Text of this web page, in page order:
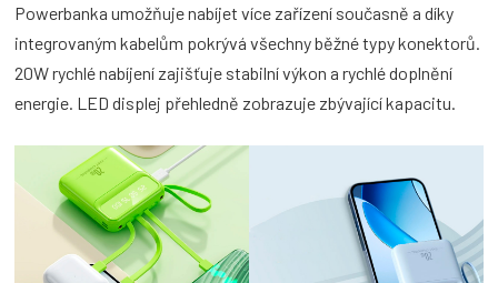
Powerbanka umožňuje nabíjet více zařízení současně a díky
integrovaným kabelům pokrývá všechny běžné typy konektorů.
20W rychlé nabíjení zajišťuje stabilní výkon a rychlé doplnění
energie. LED displej přehledně zobrazuje zbývající kapacitu.